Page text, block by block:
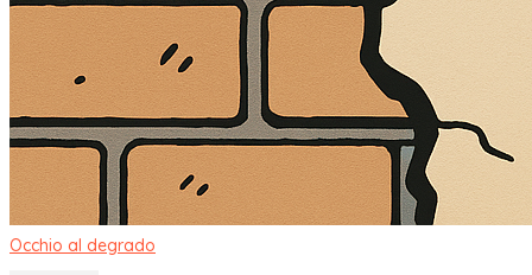
Occhio al degrado